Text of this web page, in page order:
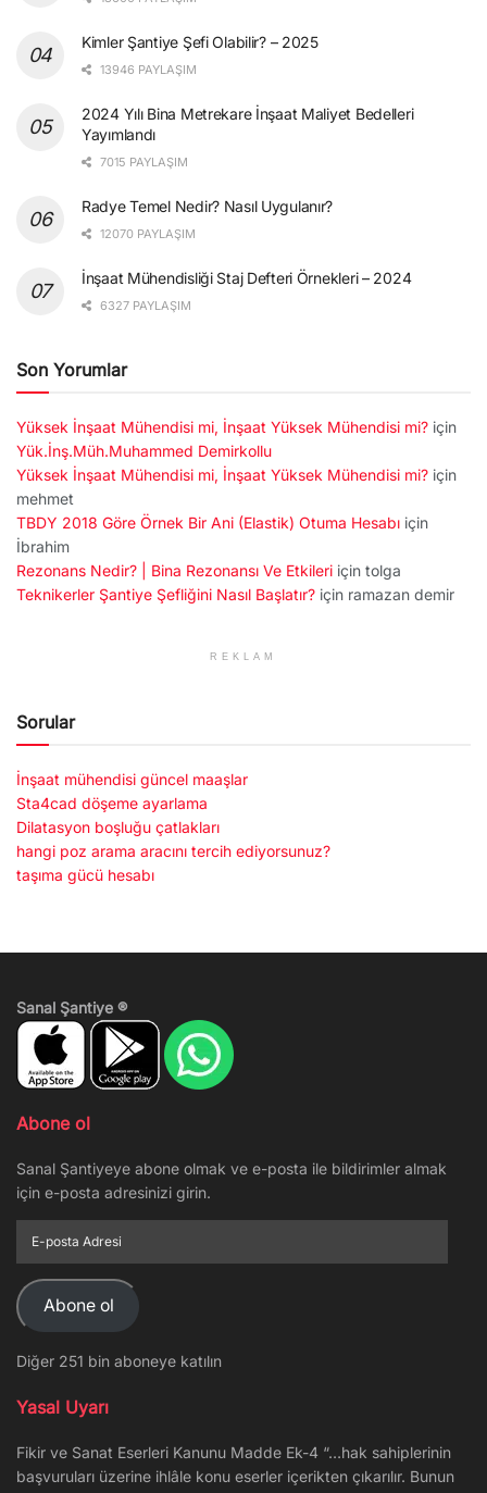
Kimler Şantiye Şefi Olabilir? – 2025
13946 PAYLAŞIM
2024 Yılı Bina Metrekare İnşaat Maliyet Bedelleri
Yayımlandı
7015 PAYLAŞIM
Radye Temel Nedir? Nasıl Uygulanır?
12070 PAYLAŞIM
İnşaat Mühendisliği Staj Defteri Örnekleri – 2024
6327 PAYLAŞIM
Son Yorumlar
Yüksek İnşaat Mühendisi mi, İnşaat Yüksek Mühendisi mi? için
Yük.İnş.Müh.Muhammed Demirkollu
Yüksek İnşaat Mühendisi mi, İnşaat Yüksek Mühendisi mi? için
mehmet
TBDY 2018 Göre Örnek Bir Ani (Elastik) Otuma Hesabı için
İbrahim
Rezonans Nedir? | Bina Rezonansı Ve Etkileri için tolga
Teknikerler Şantiye Şefliğini Nasıl Başlatır? için ramazan demir
REKLAM
Sorular
İnşaat mühendisi güncel maaşlar
Sta4cad döşeme ayarlama
Dilatasyon boşluğu çatlakları
hangi poz arama aracını tercih ediyorsunuz?
taşıma gücü hesabı
Sanal Şantiye ®
Abone ol
Sanal Şantiyeye abone olmak ve e-posta ile bildirimler almak
için e-posta adresinizi girin.
posta
Adresi
Abone ol
Diğer 251 bin aboneye katılın
Yasal Uyarı
Fikir ve Sanat Eserleri Kanunu Madde Ek-4 “…hak sahiplerinin
başvuruları üzerine ihlâle konu eserler içerikten çıkarılır. Bunun